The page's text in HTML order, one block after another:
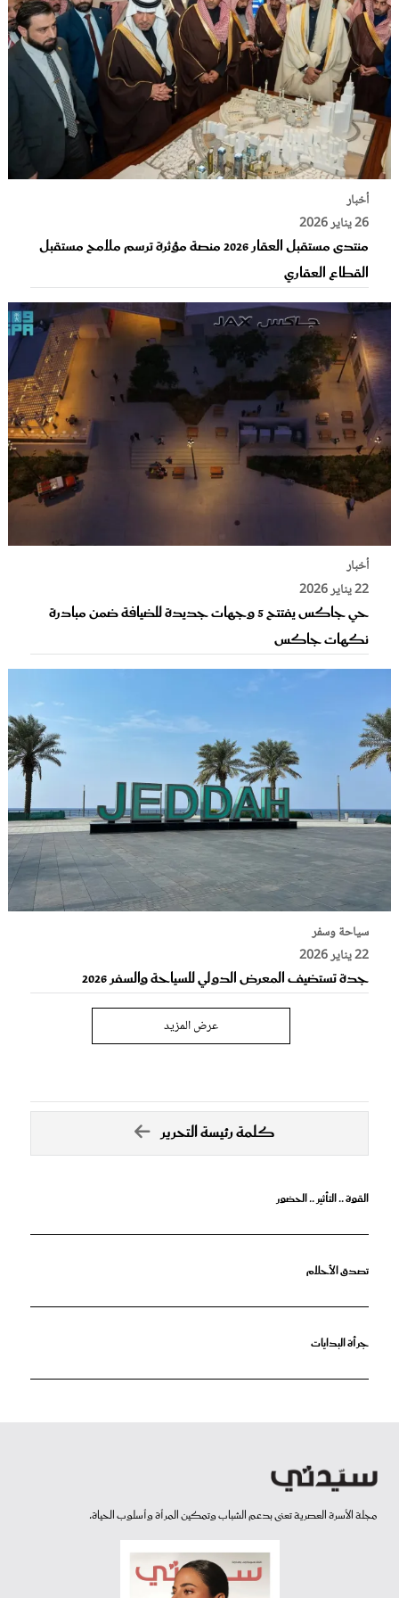
أخبار
26 يناير 2026
منتدى مستقبل العقار 2026 منصة مؤثرة ترسم ملامح مستقبل
القطاع العقاري
أخبار
22 يناير 2026
حي جاكس يفتتح 5 وجهات جديدة للضيافة ضمن مبادرة
نكهات جاكس
سياحة وسفر
22 يناير 2026
جدة تستضيف المعرض الدولي للسياحة والسفر 2026
عرض المزيد
كلمة رئيسة التحرير
القوة .. التأثير .. الحضور
تصدق الأحلام
جرأة البدايات
مجلة الأسرة العصرية تعنى بدعم الشباب وتمكين المرأة وأسلوب الحياة.